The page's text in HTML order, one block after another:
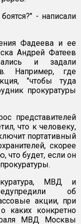
- написали
Фадеева и ее
Андрей Фатеев
и задали
Например, где
"чтобы туда
прокуратуры
представителей
что к человеку,
портативный
скорее
что будет, если он
МВД и
об
акции, при
каких конкретно
МВД Москвы